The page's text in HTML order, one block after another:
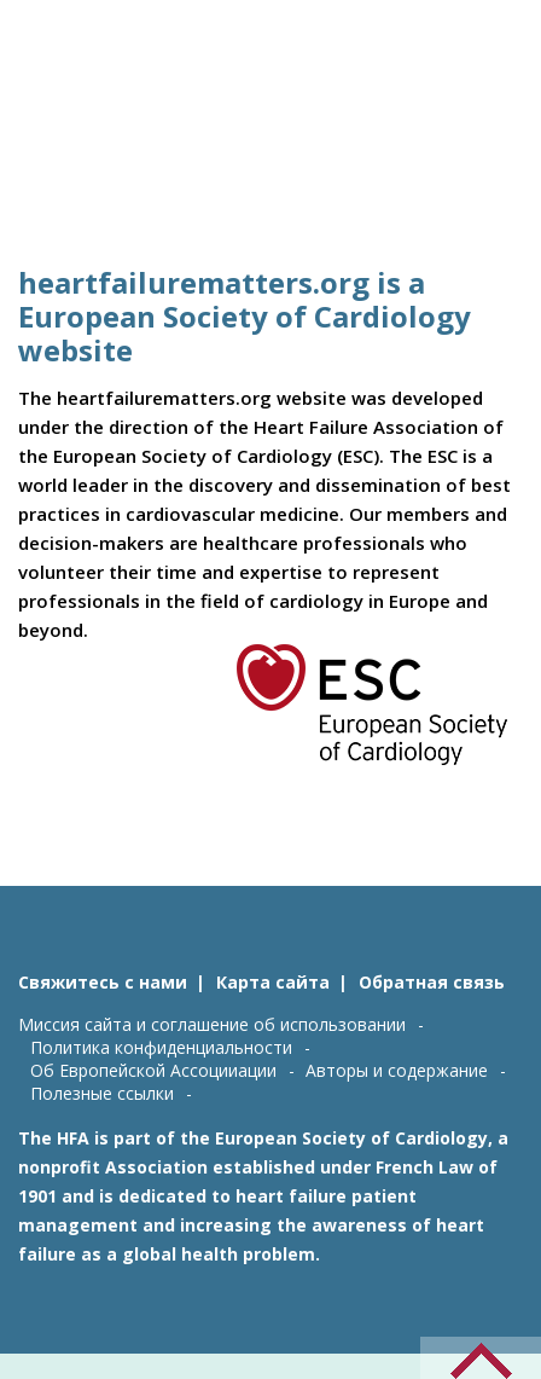
heartfailurematters.org is a
European Society of Cardiology
website
The heartfailurematters.org website was developed
under the direction of the Heart Failure Association of
the European Society of Cardiology (ESC). The ESC is a
world leader in the discovery and dissemination of best
practices in cardiovascular medicine. Our members and
decision-makers are healthcare professionals who
volunteer their time and expertise to represent
professionals in the field of cardiology in Europe and
beyond.
Свяжитесь с нами Карта сайта
Обратная связь
Миссия сайта и соглашение об использовании
Политика конфиденциальности
Об Европейской Ассоцииации
Авторы и содержание
Полезные ссылки
The HFA is part of the European Society of Cardiology, a
nonprofit Association established under French Law of
1901 and is dedicated to heart failure patient
management and increasing the awareness of heart
failure as a global health problem.